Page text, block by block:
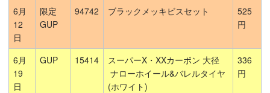
6月
12
日
限定
GUP
94742 ブラックメッキビスセット
525
円
6月
19
日
GUP 15414
スーパーX・XXカーボン 大径
ナローホイール&バレルタイヤ
(ホワイト)
336
円